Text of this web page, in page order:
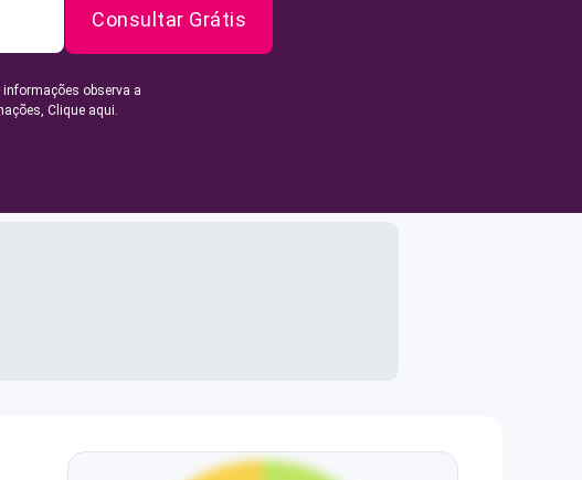
Consultar Grátis
observa a
Clique aqui.